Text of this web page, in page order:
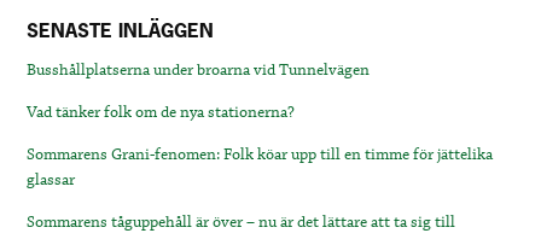
SENASTE INLÄGGEN
Busshållplatserna under broarna vid Tunnelvägen
Vad tänker folk om de nya stationerna?
Sommarens Grani-fenomen: Folk köar upp till en timme för jättelika
glassar
Sommarens tåguppehåll är över – nu är det lättare att ta sig till